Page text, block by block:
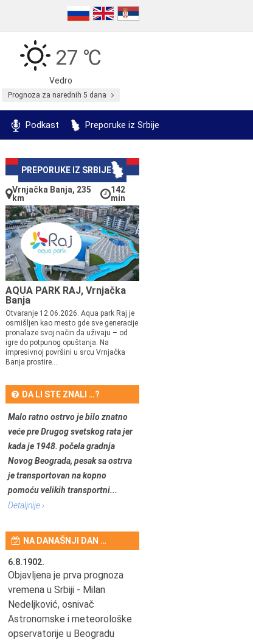
27 ℃
Vedro
Prognoza za narednih 5 dana
Podkast Preporuke iz Srbije
PREPORUKE IZ SRBIJE
Vrnjačka Banja, 235
km
142
min
AQUA PARK RAJ, Vrnjačka
Banja
Otvaranje 12.06.2026. Aqua park Raj je
osmišljen kao mesto gde sve generacije
pronalaze svoj način da uživaju – od
igre do potpunog opuštanja. Na
impresivnoj površini u srcu Vrnjačka
Banja prostire...
DA LI STE ZNALI …?
Malo ratno ostrvo je bilo znatno
veće pre Drugog svetskog rata jer
kada je 1948. počela gradnja
Novog Beograda, pesak sa ostrva
je transportovan na kopno
pomoću velikih transportni...
Detaljnije ›
NA DANAŠNJI DAN …
6.8.1902.
Objavljena je prva prognoza
vremena u Srbiji - Milan
Nedeljković, osnivač
Astronomske i meteorološke
opservatorije u Beogradu